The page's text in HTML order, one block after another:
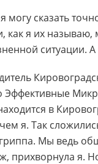
могу сказать
как я их
ситуации. А
в
я. Так
Мы ведь
прихворнула я.